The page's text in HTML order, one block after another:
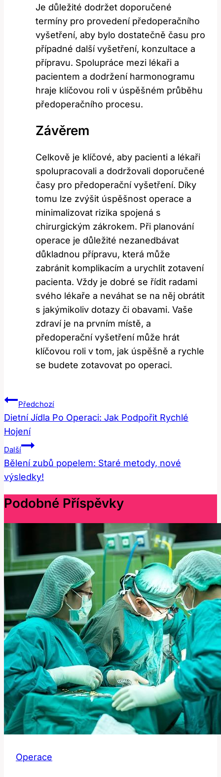
Je důležité dodržet doporučené
termíny pro provedení předoperačního
vyšetření, aby bylo dostatečně času ⁣pro
případné další vyšetření, konzultace a
⁢přípravu. Spolupráce mezi lékaři ​a‍
pacientem‌ a dodržení harmonogramu
hraje ​klíčovou roli v úspěšném průběhu
předoperačního‌ procesu.
Závěrem
Celkově‍ je klíčové,‍ aby pacienti a lékaři
spolupracovali a dodržovali doporučené
časy pro předoperační vyšetření. Díky
tomu lze zvýšit úspěšnost operace⁣ a
minimalizovat rizika spojená s
‍chirurgickým ⁣zákrokem. Při planování⁢
operace je důležité nezanedbávat
důkladnou přípravu, která může
zabránit komplikacím a ⁤urychlit zotavení
pacienta. Vždy je ​dobré se​ řídit radami
svého lékaře a neváhat se‍ na něj obrátit
‍s jakýmikoliv dotazy či‌ obavami. Vaše⁣
zdraví⁤ je na prvním místě, a
předoperační vyšetření může hrát
klíčovou roli v tom, jak úspěšně⁣ a ​rychle
se budete zotavovat po operaci.
Navigace
Pro
Příspěvek
Předchozí
Dietní Jídla Po Operaci: Jak Podpořit Rychlé
Hojení
Další
Bělení zubů popelem: Staré metody, nové
výsledky!
Podobné Příspěvky
Operace